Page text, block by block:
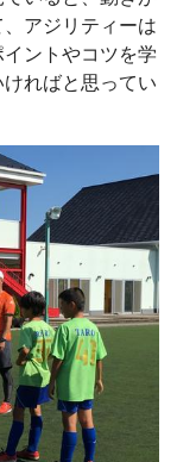
アジリティーは
ントやコツを学
ればと思ってい